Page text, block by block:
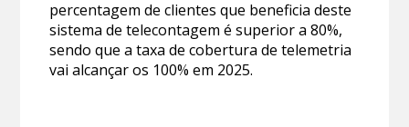
percentagem de clientes que beneficia deste
sistema de telecontagem é superior a 80%,
sendo que a taxa de cobertura de telemetria
vai alcançar os 100% em 2025.